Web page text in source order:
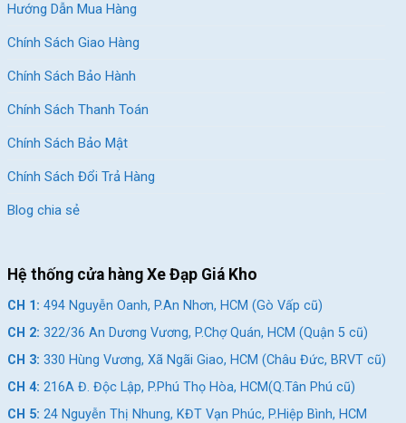
Hướng Dẫn Mua Hàng
Chính Sách Giao Hàng
Chính Sách Bảo Hành
Chính Sách Thanh Toán
Chính Sách Bảo Mật
Chính Sách Đổi Trả Hàng
Blog chia sẻ
Hệ thống cửa hàng Xe Đạp Giá Kho
CH 1: 494 Nguyễn Oanh, P.An Nhơn, HCM (Gò Vấp cũ)
CH 2: 322/36 An Dương Vương, P.Chợ Quán, HCM (Quận 5 cũ)
CH 3: 330 Hùng Vương, Xã Ngãi Giao, HCM (Châu Đức, BRVT cũ)
CH 4: 216A Đ. Độc Lập, P.Phú Thọ Hòa, HCM(Q.Tân Phú cũ)
CH 5: 24 Nguyễn Thị Nhung, KĐT Vạn Phúc, P.Hiệp Bình, HCM